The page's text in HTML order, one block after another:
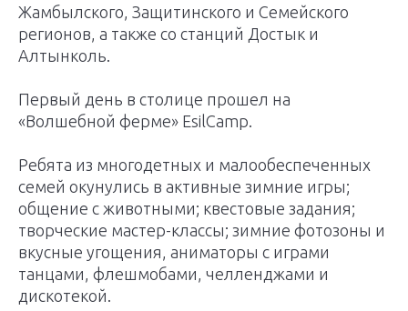
Жамбылского, Защитинского и Семейского
регионов, а также со станций Достык и
Алтынколь.
Первый день в столице прошел на
«Волшебной ферме» EsilCamp.
Ребята из многодетных и малообеспеченных
семей окунулись в активные зимние игры;
общение с животными; квестовые задания;
творческие мастер-классы; зимние фотозоны и
вкусные угощения, аниматоры с играми
танцами, флешмобами, челленджами и
дискотекой.